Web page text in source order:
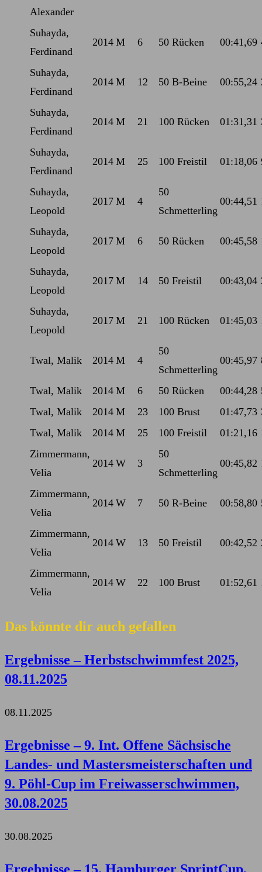
Alexander
Suhayda,
Ferdinand
2014 M 6 50 Rücken 00:41,69
Suhayda,
Ferdinand
2014 M 12 50 B-Beine 00:55,24
Suhayda,
Ferdinand
2014 M 21 100 Rücken 01:31,31
Suhayda,
Ferdinand
2014 M 25 100 Freistil 01:18,06
Suhayda,
Leopold
2017 M 4
50
Schmetterling
00:44,51
Suhayda,
Leopold
2017 M 6 50 Rücken 00:45,58
Suhayda,
Leopold
2017 M 14 50 Freistil 00:43,04
Suhayda,
Leopold
2017 M 21 100 Rücken 01:45,03
Twal, Malik 2014 M 4
50
Schmetterling
00:45,97
Twal, Malik 2014 M 6 50 Rücken 00:44,28
Twal, Malik
2014 M 23 100 Brust 01:47,73
Twal, Malik
2014 M 25 100 Freistil 01:21,16
Zimmermann,
Velia
2014 W 3
50
Schmetterling
00:45,82
Zimmermann,
Velia
2014 W 7 50 R-Beine 00:58,80
Zimmermann,
Velia
2014 W 13 50 Freistil 00:42,52
Zimmermann,
Velia
2014 W 22 100 Brust 01:52,61
Das könnte dir auch gefallen
Ergebnisse – Herbstschwimmfest 2025,
08.11.2025
08.11.2025
Ergebnisse – 9. Int. Offene Sächsische
Landes- und Mastersmeisterschaften und
9. Pöhl-Cup im Freiwasserschwimmen,
30.08.2025
30.08.2025